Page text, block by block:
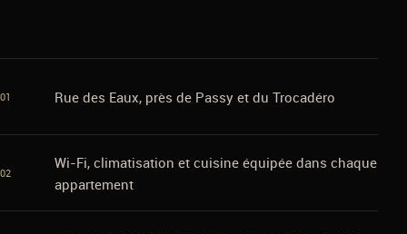
01 Rue des Eaux, près de Passy et du Trocadéro
02
Wi-Fi, climatisation et cuisine équipée dans chaque
appartement